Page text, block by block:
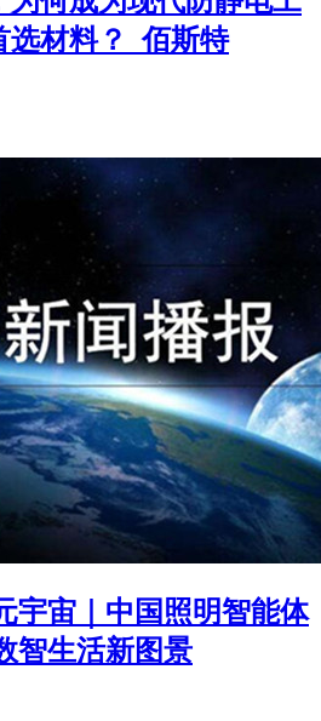
选材料？_佰斯特
宇宙｜中国照明智能体
智生活新图景